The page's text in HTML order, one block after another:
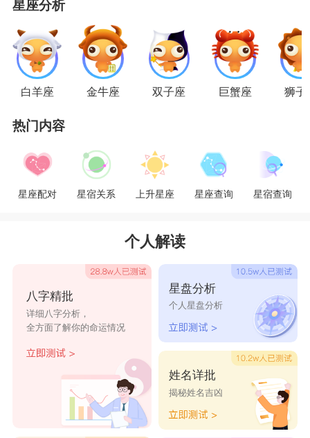
射手座
的人是外冷内热的人，外表看上去像个
刺猬一样，好像不会说实话，对人总是带有防备
的内心，是非常柔软的，有时候真的很让人心疼，
己一个默默承受孤独和不安，不让别人察觉。射手
座的人就是这么的爱逞强，其实很多时候这样往往
伤害了自己也伤害了身边关心他们的人。
摩羯座
摩羯座的人坚强、独立，他们不想让别人看
扁，所以不管遇到什么事情，他们总是选择自己默
默撑住，不让自己倒下。因为他们要让身边的人看
星座分析
白羊座 金牛座 双子座 巨蟹座 狮子
热门内容
星座配对 星宿关系 上升星座 星座查询 星宿查询
个人解读
八字精批
详细八字分析，
全方面了解你的命运情况
星盘分析
个人星盘分析
姓名详批
揭秘姓名吉凶